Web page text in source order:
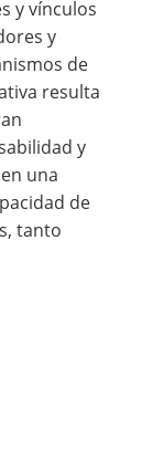
y vínculos
y
de
resulta
y
una
de
tanto